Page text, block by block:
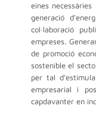
eines
generació
col·laboració
empreses.
de promoció
sostenible el
per tal
empresarial i
capdavanter en